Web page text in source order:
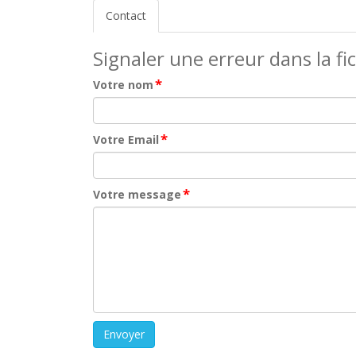
Contact
Signaler une erreur dans la
Votre nom*
Votre Email*
Votre message*